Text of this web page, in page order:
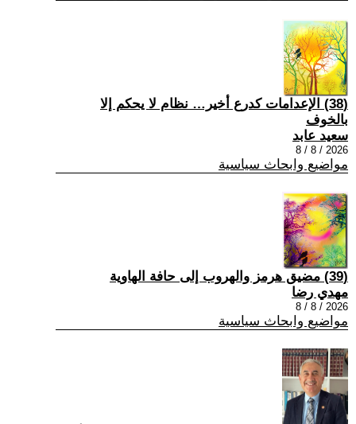
(38) الإعدامات كدرع أخير… نظام لا يحكم إلا
بالخوف
سعيد عابد
2026 / 8 / 8
مواضيع وابحاث سياسية
(39) مضيق هرمز والهروب إلى حافة الهاوية
مهدي رضا
2026 / 8 / 8
مواضيع وابحاث سياسية